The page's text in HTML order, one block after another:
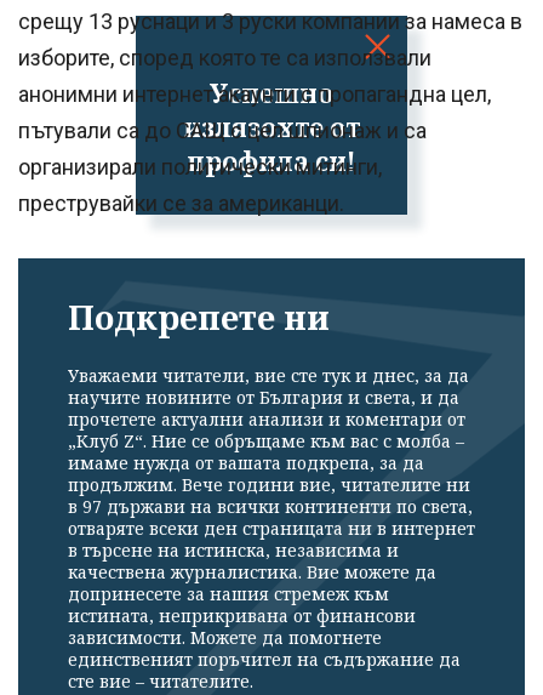
Успешно
излязохте от
профила си!
срещу 13 руснаци и 3 руски компании за намеса в
изборите, според която те са използвали
анонимни интернет акаунти с пропагандна цел,
пътували са до САЩ с цел шпионаж и са
организирали политически митинги,
преструвайки се за американци.
Подкрепете ни
Уважаеми читатели, вие сте тук и днес, за да
научите новините от България и света, и да
прочетете актуални анализи и коментари от
„Клуб Z“. Ние се обръщаме към вас с молба –
имаме нужда от вашата подкрепа, за да
продължим. Вече години вие, читателите ни
в 97 държави на всички континенти по света,
отваряте всеки ден страницата ни в интернет
в търсене на истинска, независима и
качествена журналистика. Вие можете да
допринесете за нашия стремеж към
истината, неприкривана от финансови
зависимости. Можете да помогнете
единственият поръчител на съдържание да
сте вие – читателите.